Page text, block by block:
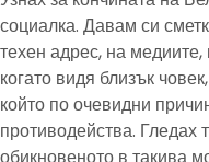
социалка. Давам си
техен адрес, на
когато видя близък
който по очевидни
противодейства. Гледах